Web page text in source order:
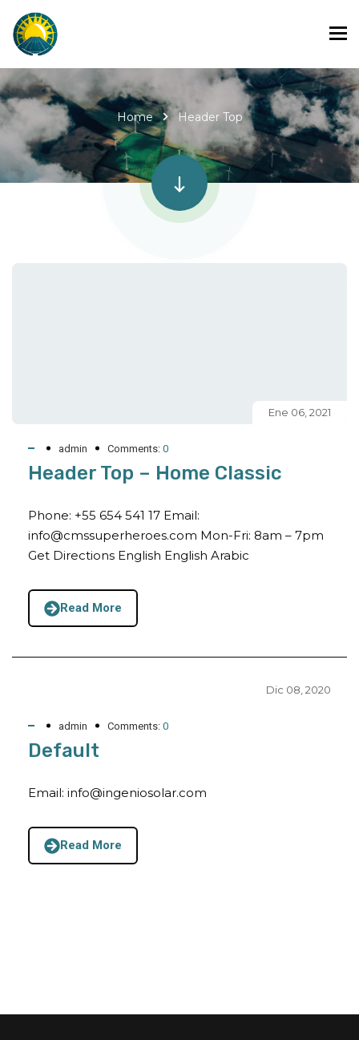
Home Header Top
Ene 06, 2021
admin Comments: 0
Header Top – Home Classic
Phone: +55 654 541 17 Email:
info@cmssuperheroes.com Mon-Fri: 8am – 7pm
Get Directions English English Arabic
Read More
Dic 08, 2020
admin Comments: 0
Default
Email: info@ingeniosolar.com
Read More